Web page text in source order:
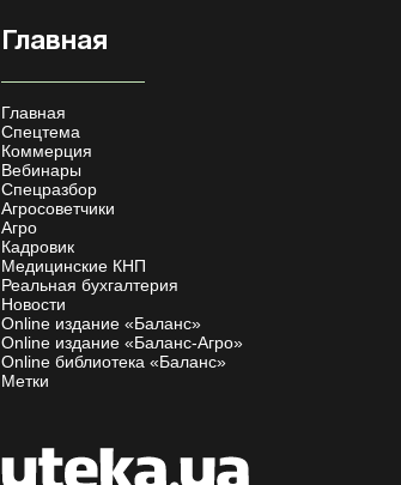
Главная
Главная
Спецтема
Коммерция
Вебинары
Спецразбор
Агросоветчики
Агро
Кадровик
Медицинские КНП
Реальная бухгалтерия
Новости
Online издание «Баланс»
Online издание «Баланс-Агро»
Online библиотека «Баланс»
Метки